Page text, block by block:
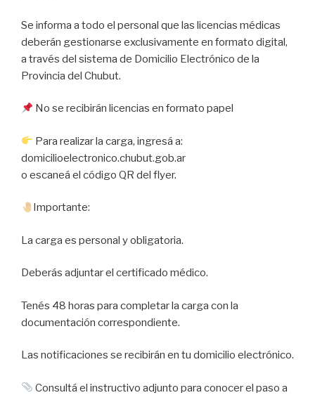
Se informa a todo el personal que las licencias médicas
deberán gestionarse exclusivamente en formato digital,
a través del sistema de Domicilio Electrónico de la
Provincia del Chubut.
No se recibirán licencias en formato papel
Para realizar la carga, ingresá a:
domicilioelectronico.chubut.gob.ar
o escaneá el código QR del flyer.
Importante:
La carga es personal y obligatoria.
Deberás adjuntar el certificado médico.
Tenés 48 horas para completar la carga con la
documentación correspondiente.
Las notificaciones se recibirán en tu domicilio electrónico.
Consultá el instructivo adjunto para conocer el paso a